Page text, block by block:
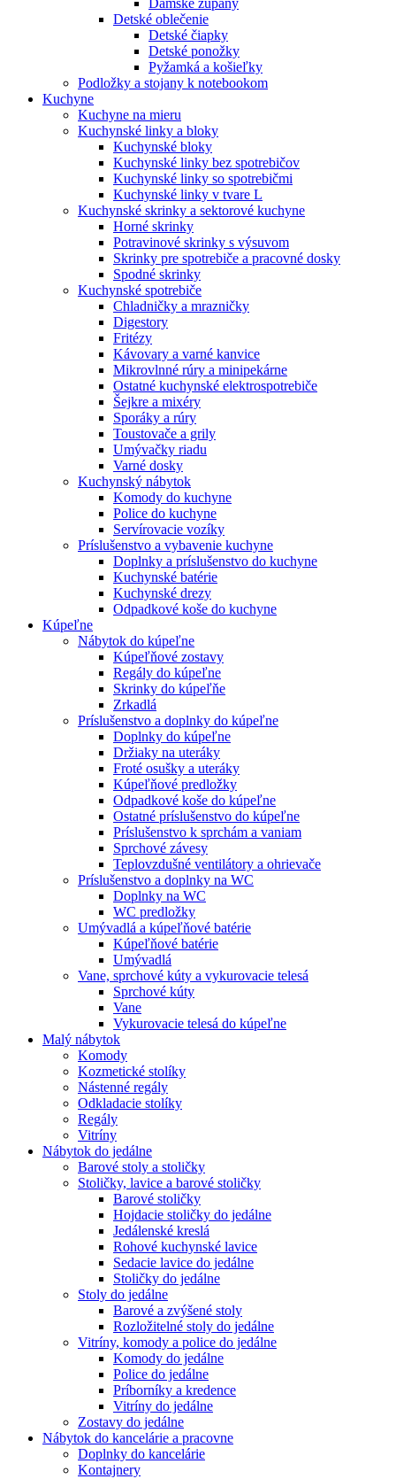
Dámske župany
Detské oblečenie
Detské čiapky
Detské ponožky
Pyžamká a košieľky
Podložky a stojany k notebookom
Kuchyne
Kuchyne na mieru
Kuchynské linky a bloky
Kuchynské bloky
Kuchynské linky bez spotrebičov
Kuchynské linky so spotrebičmi
Kuchynské linky v tvare L
Kuchynské skrinky a sektorové kuchyne
Horné skrinky
Potravinové skrinky s výsuvom
Skrinky pre spotrebiče a pracovné dosky
Spodné skrinky
Kuchynské spotrebiče
Chladničky a mrazničky
Digestory
Fritézy
Kávovary a varné kanvice
Mikrovlnné rúry a minipekárne
Ostatné kuchynské elektrospotrebiče
Šejkre a mixéry
Sporáky a rúry
Toustovače a grily
Umývačky riadu
Varné dosky
Kuchynský nábytok
Komody do kuchyne
Police do kuchyne
Servírovacie vozíky
Príslušenstvo a vybavenie kuchyne
Doplnky a príslušenstvo do kuchyne
Kuchynské batérie
Kuchynské drezy
Odpadkové koše do kuchyne
Kúpeľne
Nábytok do kúpeľne
Kúpeľňové zostavy
Regály do kúpeľne
Skrinky do kúpeľňe
Zrkadlá
Príslušenstvo a doplnky do kúpeľne
Doplnky do kúpeľne
Držiaky na uteráky
Froté osušky a uteráky
Kúpeľňové predložky
Odpadkové koše do kúpeľne
Ostatné príslušenstvo do kúpeľne
Príslušenstvo k sprchám a vaniam
Sprchové závesy
Teplovzdušné ventilátory a ohrievače
Príslušenstvo a doplnky na WC
Doplnky na WC
WC predložky
Umývadlá a kúpeľňové batérie
Kúpeľňové batérie
Umývadlá
Vane, sprchové kúty a vykurovacie telesá
Sprchové kúty
Vane
Vykurovacie telesá do kúpeľne
Malý nábytok
Komody
Kozmetické stolíky
Nástenné regály
Odkladacie stolíky
Regály
Vitríny
Nábytok do jedálne
Barové stoly a stoličky
Stoličky, lavice a barové stoličky
Barové stoličky
Hojdacie stoličky do jedálne
Jedálenské kreslá
Rohové kuchynské lavice
Sedacie lavice do jedálne
Stoličky do jedálne
Stoly do jedálne
Barové a zvýšené stoly
Rozložitelné stoly do jedálne
Vitríny, komody a police do jedálne
Komody do jedálne
Police do jedálne
Príborníky a kredence
Vitríny do jedálne
Zostavy do jedálne
Nábytok do kancelárie a pracovne
Doplnky do kancelárie
Kontajnery